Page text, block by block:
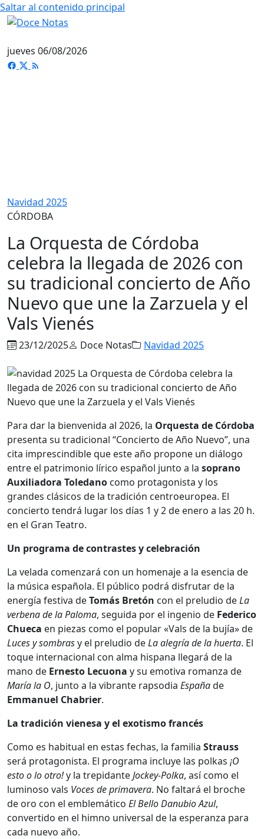
Saltar al contenido principal
jueves 06/08/2026
Navidad 2025
CÓRDOBA
La Orquesta de Córdoba
celebra la llegada de 2026 con
su tradicional concierto de Año
Nuevo que une la Zarzuela y el
Vals Vienés
23/12/2025 Doce Notas Navidad 2025
Para dar la bienvenida al 2026, la Orquesta de Córdoba
presenta su tradicional “Concierto de Año Nuevo”, una
cita imprescindible que este año propone un diálogo
entre el patrimonio lírico español junto a la soprano
Auxiliadora Toledano como protagonista y los
grandes clásicos de la tradición centroeuropea. El
concierto tendrá lugar los días 1 y 2 de enero a las 20 h.
en el Gran Teatro.
Un programa de contrastes y celebración
La velada comenzará con un homenaje a la esencia de
la música española. El público podrá disfrutar de la
energía festiva deTomás Bretón con el preludio deLa
verbena de la Paloma, seguida por el ingenio de Federico
Chueca en piezas como el popular «Vals de la bujía» de
Luces y sombrasy el preludio deLa alegría de la huerta. El
toque internacional con alma hispana llegará de la
mano de Ernesto Lecuona y su emotiva romanza de
María la O, junto a la vibrante rapsodia Españade
Emmanuel Chabrier.
La tradición vienesa y el exotismo francés
Como es habitual en estas fechas, la familia Strauss
será protagonista. El programa incluye las polkas ¡O
esto o lo otro!y la trepidanteJockey-Polka, así como el
luminoso vals Voces de primavera. No faltará el broche
de oro con el emblemático El Bello Danubio Azul,
convertido en el himno universal de la esperanza para
cada nuevo año.